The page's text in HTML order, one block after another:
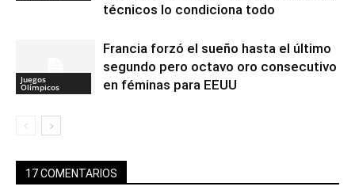
técnicos lo condiciona todo
Juegos
Olímpicos
Francia forzó el sueño hasta el último
segundo pero octavo oro consecutivo
en féminas para EEUU
17 COMENTARIOS